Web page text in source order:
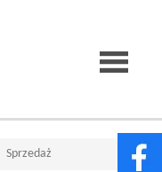
Strona
Sprzedaż